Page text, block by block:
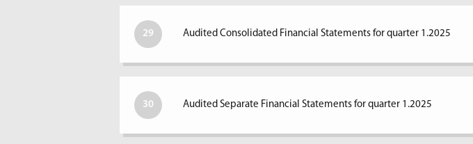
29 Audited Consolidated Financial Statements for quarter 1.2025
30 Audited Separate Financial Statements for quarter 1.2025